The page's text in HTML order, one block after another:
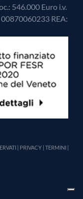
546.000 Euro i.v.
REA:
| PRIVACY| TERMINI|